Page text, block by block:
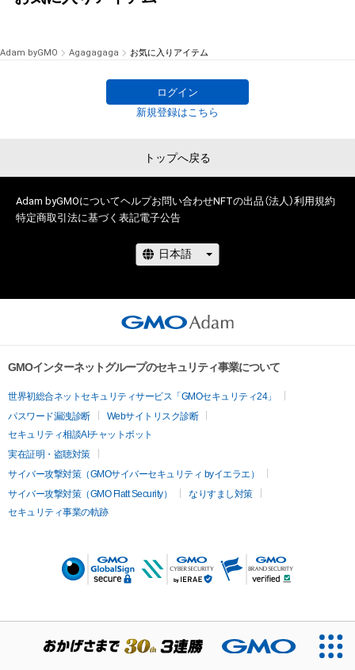
Adam byGMO Agagagaga お気に入りアイテム
ログイン
新規登録はこちら
トップへ戻る
Adam byGMOについてヘルプお問い合わせNFTの出品（法人）利用規約
特定商取引法に基づく表記電子公告
GMOインターネットグループのセキュリティ事業について
世界初総合ネットセキュリティサービス「GMOセキュリティ24」
パスワード漏洩診断
Webサイトリスク診断
セキュリティ相談AIチャットボット
実在証明・盗聴対策
サイバー攻撃対策（GMOサイバーセキュリティ byイエラエ）
サイバー攻撃対策（GMO Flatt Security）
なりすまし対策
セキュリティ事業の軌跡